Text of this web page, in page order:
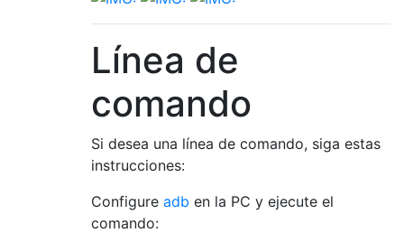
Línea de
comando
Si desea una línea de comando, siga estas
instrucciones:
Configure adb en la PC y ejecute el
comando: